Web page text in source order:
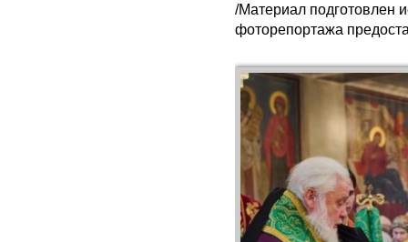
/Материал подготовлен
фоторепортажа